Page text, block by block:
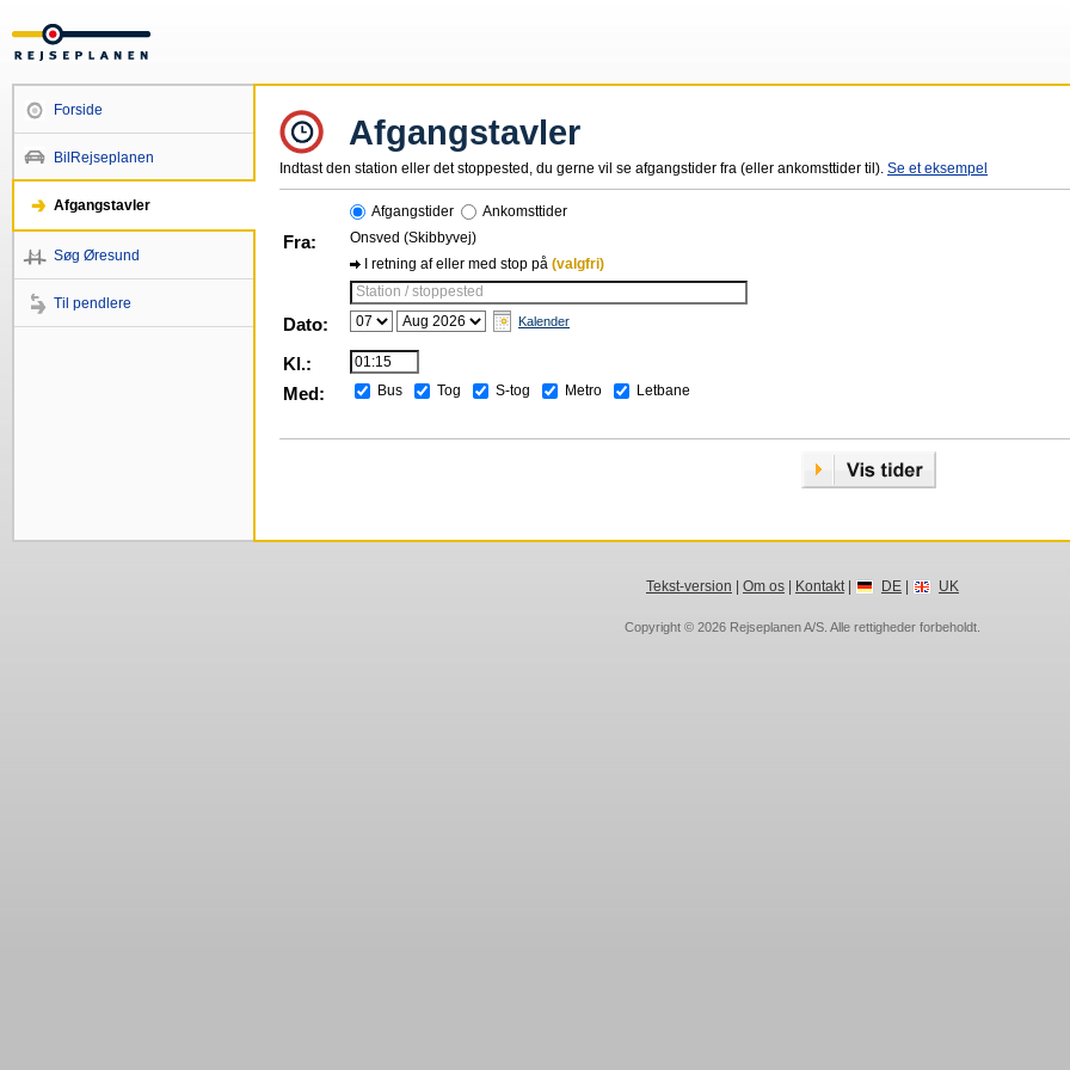
Forside
BilRejseplanen
Afgangstavler
Søg Øresund
Til pendlere
Afgangstavler
Indtast den station eller det stoppested, du gerne vil se afgangstider fra (eller ankomsttider til). Se et eksempel
Afgangstider Ankomsttider
Fra:
Onsved (Skibbyvej)
I retning af eller med stop på (valgfri)
Station / stoppested
Dato: Kalender
Kl.:
Med:
Bus Tog S-tog Metro Letbane
Tekst-version Om os| Kontakt| DE| UK
Copyright © 2026 Rejseplanen A/S . Alle rettigheder forbeholdt.